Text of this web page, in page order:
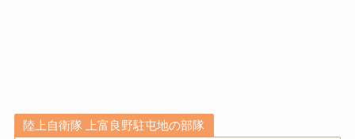
陸上自衛隊 上富良野駐屯地の部隊